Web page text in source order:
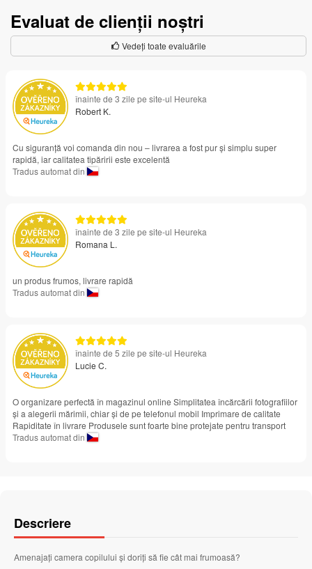
Evaluat de clienții noștri
Vedeți toate evaluările
înainte de 3 zile pe site-ul Heureka
Robert K.
Cu siguranță voi comanda din nou – livrarea a fost pur și simplu super
rapidă, iar calitatea tipăririi este excelentă
Tradus automat din
înainte de 3 zile pe site-ul Heureka
Romana L.
un produs frumos, livrare rapidă
Tradus automat din
înainte de 5 zile pe site-ul Heureka
Lucie C.
O organizare perfectă în magazinul online Simplitatea încărcării fotografiilor
și a alegerii mărimii, chiar și de pe telefonul mobil Imprimare de calitate
Rapiditate în livrare Produsele sunt foarte bine protejate pentru transport
Tradus automat din
Descriere
Amenajați camera copilului și doriți să fie cât mai frumoasă?